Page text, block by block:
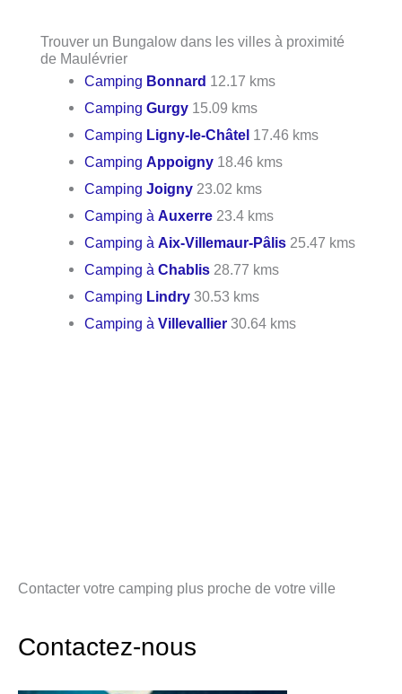
Trouver un Bungalow dans les villes à proximité
de Maulévrier
Camping Bonnard 12.17 kms
CampingGurgy 15.09 kms
Camping Ligny-le-Châtel 17.46 kms
Camping Appoigny 18.46 kms
CampingJoigny 23.02 kms
Camping à Auxerre 23.4 kms
Camping à Aix-Villemaur-Pâlis 25.47 kms
Camping àChablis 28.77 kms
Camping Lindry 30.53 kms
Camping àVillevallier 30.64 kms
Contacter votre camping plus proche de votre ville
Contactez-nous